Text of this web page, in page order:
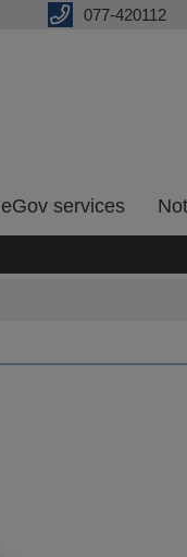
077-420112
eGov services